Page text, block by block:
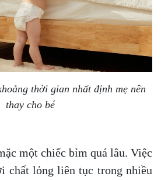
thời gian nhất định mẹ nên
thay cho bé
một chiếc bỉm quá lâu. Việc
chất lỏng liên tục trong nhiều